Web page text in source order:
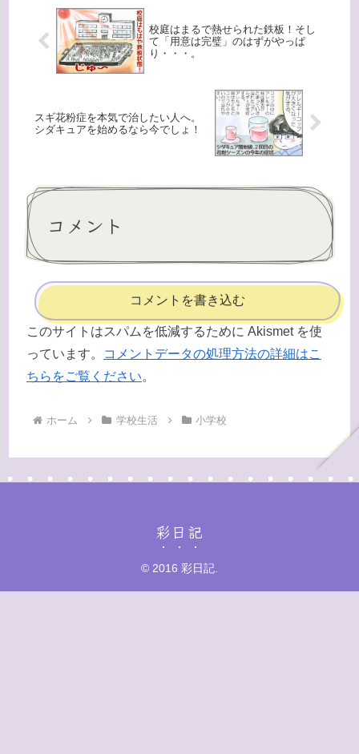
校庭はまるで熱せられた鉄板！そし
て「用意は完璧」のはずがやっぱ
り・・・。
スギ花粉症を本気で治したい人へ。
シダキュアを始めるなら今でしょ！
コメント
コメントを書き込む
このサイトはスパムを低減するために Akismet を使
っています。
コメントデータの処理方法の詳細はこ
ちらをご覧ください。
ホーム 学校生活 小学校
彩日記
© 2016 彩日記.